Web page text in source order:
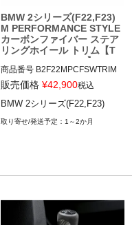
BMW 2シリーズ(F22,F23)
M PERFORMANCE STYLE
カーボンファイバー ステア
リングホイール トリム【T
wenty Two Tuning】
商品番号 B2F22MPCFSWTRIM
B2F22MPCFSWTRIM
12TTT"BMW 2 SERIES (F22/F2
3) M PERFORMANCE STYLE C
販売価格 ¥42,900税込
BMW 2シリーズ(F22,F23)
1～2か月